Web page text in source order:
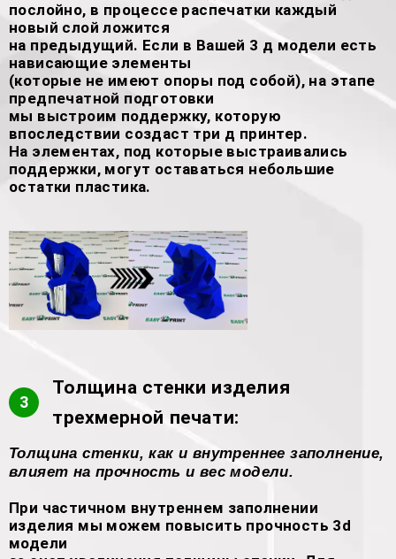
послойно, в процессе распечатки каждый
новый слой ложится
на предыдущий. Если в Вашей 3 д модели есть
нависающие элементы
(которые не имеют опоры под собой), на этапе
предпечатной подготовки
мы выстроим поддержку, которую
впоследствии создаст три д принтер.
На элементах, под которые выстраивались
поддержки, могут оставаться небольшие
остатки пластика.
3
Толщина стенки изделия
трехмерной печати:
Толщина стенки, как и внутреннее заполнение,
влияет на прочность и вес модели.
При частичном внутреннем заполнении
изделия мы можем повысить прочность 3d
модели